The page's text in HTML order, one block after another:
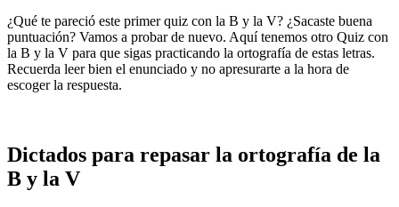
¿Qué te pareció este primer quiz con la B y la V? ¿Sacaste buena
puntuación? Vamos a probar de nuevo. Aquí tenemos otro Quiz con
la B y la V para que sigas practicando la ortografía de estas letras.
Recuerda leer bien el enunciado y no apresurarte a la hora de
escoger la respuesta.
Dictados para repasar la ortografía de la
B y la V